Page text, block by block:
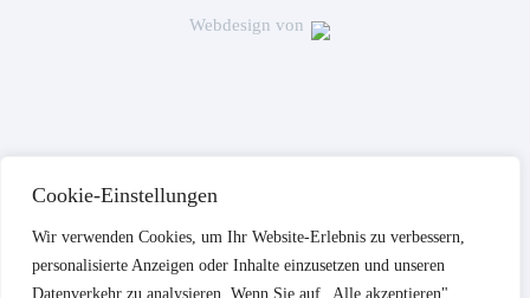
Cookie-Einstellungen
Wir verwenden Cookies, um Ihr Website-Erlebnis zu verbessern,
personalisierte Anzeigen oder Inhalte einzusetzen und unseren
Datenverkehr zu analysieren. Wenn Sie auf „Alle akzeptieren"
Webdesign von